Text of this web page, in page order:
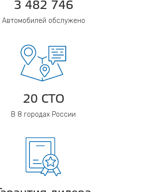
3 482 746
Автомобилей обслужено
20 СТО
В 8 городах России